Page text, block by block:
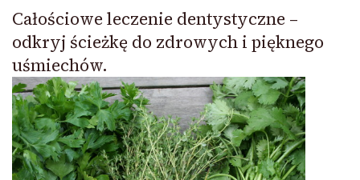
Całościowe leczenie dentystyczne –
odkryj ścieżkę do zdrowych i pięknego
uśmiechów.